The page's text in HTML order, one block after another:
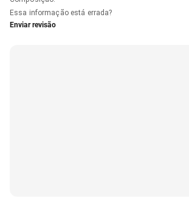
Essa informação está errada?
Enviar revisão